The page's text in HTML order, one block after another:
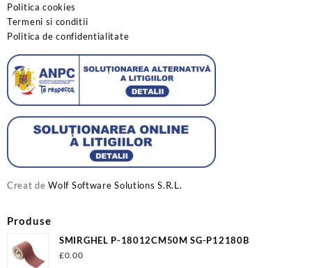
Politica cookies
Termeni si conditii
Politica de confidentialitate
Creat deWolf Software Solutions S.R.L.
Produse
SMIRGHEL P-18012CM50M SG-P12180B
£0.00